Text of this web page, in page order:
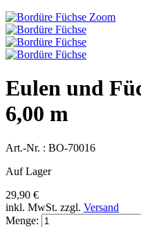
Zoom
Eulen und
6,00 m
Art.-Nr. : BO-70016
Auf Lager
29,90 €
inkl. MwSt. zzgl. Versand
Menge: